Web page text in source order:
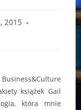
2015
książek Gail
która mnie